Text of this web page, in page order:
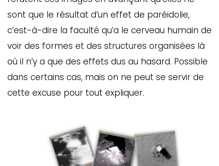
sont que le résultat d’un effet de paréidolie,
c’est-à-dire la faculté qu’a le cerveau humain de
voir des formes et des structures organisées là
où il n’y a que des effets dus au hasard. Possible
dans certains cas, mais on ne peut se servir de
cette excuse pour tout expliquer.